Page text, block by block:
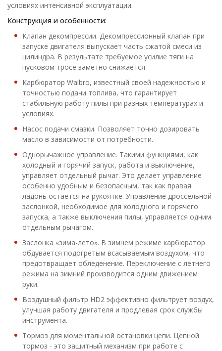
условиях интенсивной эксплуатации.
Конструкция и особенности:
Клапан декомпрессии. Декомпрессионный клапан при
запуске двигателя выпускает часть сжатой смеси из
цилиндра. В результате требуемое усилие тяги на
пусковом тросе заметно снижается.
Карбюратор Walbro, известный своей надежностью и
точностью подачи топлива, что гарантирует
стабильную работу пилы при разных температурах и
условиях.
Насос подачи смазки. Позволяет точно дозировать
масло в зависимости от потребности.
Однорычажное управление. Такими функциями, как
холодный и горячий запуск, работа и выключение,
управляет отдельный рычаг. Это делает управление
особенно удобным и безопасным, так как правая
ладонь остается на рукоятке. Управление дроссельной
заслонкой, необходимое для холодного и горячего
запуска, а также выключения пилы, управляется одним
отдельным рычагом.
Заслонка «зима-лето». В зимнем режиме карбюратор
обдувается подогретым всасываемым воздухом, что
предотвращает обледенение. Переключение с летнего
режима на зимний производится одним движением
руки.
Воздушный фильтр HD2 эффективно фильтрует воздух,
улучшая работу двигателя и продлевая срок службы
инструмента.
Тормоз для моментальной остановки цепи. Цепной
тормоз - это защитный механизм при работе с